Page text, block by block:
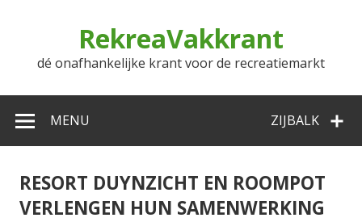
RekreaVakkrant
dé onafhankelijke krant voor de recreatiemarkt
ZIJBALK
MENU
RESORT DUYNZICHT EN ROOMPOT
VERLENGEN HUN SAMENWERKING